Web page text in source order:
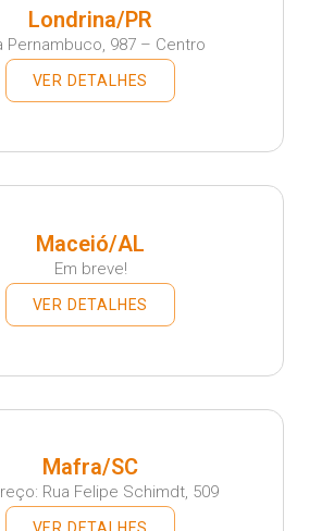
Londrina/PR
Pernambuco, 987 – Centro
VER DETALHES
Maceió/AL
Em breve!
VER DETALHES
Mafra/SC
Rua Felipe Schimdt, 509